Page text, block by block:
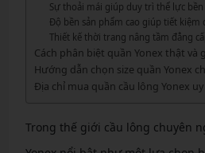
Sự thoải mái giúp duy trì thể lực
Độ bền sản phẩm cao giúp tiết kiệm
Thiết kế thời trang nâng tầm đẳng
Cách phân biệt quần Yonex thật và
Hướng dẫn chọn size quần Yonex
Địa chỉ mua quần cầu lông Yonex
Trong thế giới cầu lông chuyên